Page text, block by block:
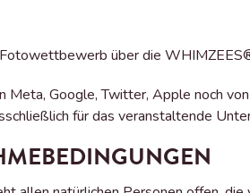
über die
Google, Twitter, Apple noch
für das veranstaltende